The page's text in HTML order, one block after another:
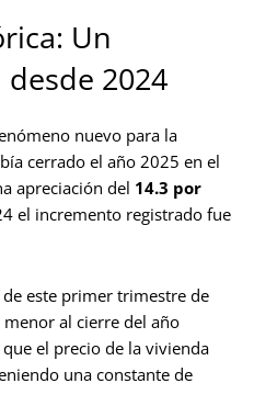
Un
2024
nuevo para la
cerrado el año 2025 en el
apreciación del 14.3 por
el incremento registrado fue
este primer trimestre de
al cierre del año
el precio de la vivienda
una constante de